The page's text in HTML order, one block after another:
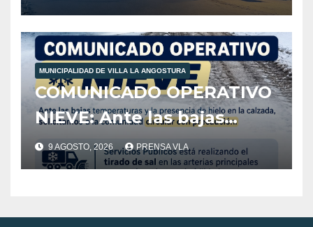
9:45
MUNICIPALIDAD DE VILLA LA ANGOSTURA
COMUNICADO OPERATIVO
NIEVE: Ante las bajas
temperaturas y la
presencia de hielo en la
comunidad extremar las
9 AGOSTO, 2026 PRENSA VLA